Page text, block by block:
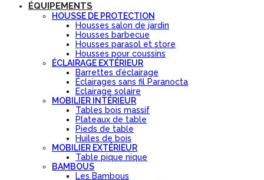
ÉQUIPEMENTS
HOUSSE DE PROTECTION
Housses salon de jardin
Housses barbecue
Housses parasol et store
Housses pour coussins
ÉCLAIRAGE EXTÉRIEUR
Barrettes d’éclairage
Éclairages sans fil Paranocta
Eclairage solaire
MOBILIER INTÉRIEUR
Tables bois massif
Plateaux de table
Pieds de table
Huiles de bois
MOBILIER EXTÉRIEUR
Table pique nique
BAMBOUS
Les Bambous